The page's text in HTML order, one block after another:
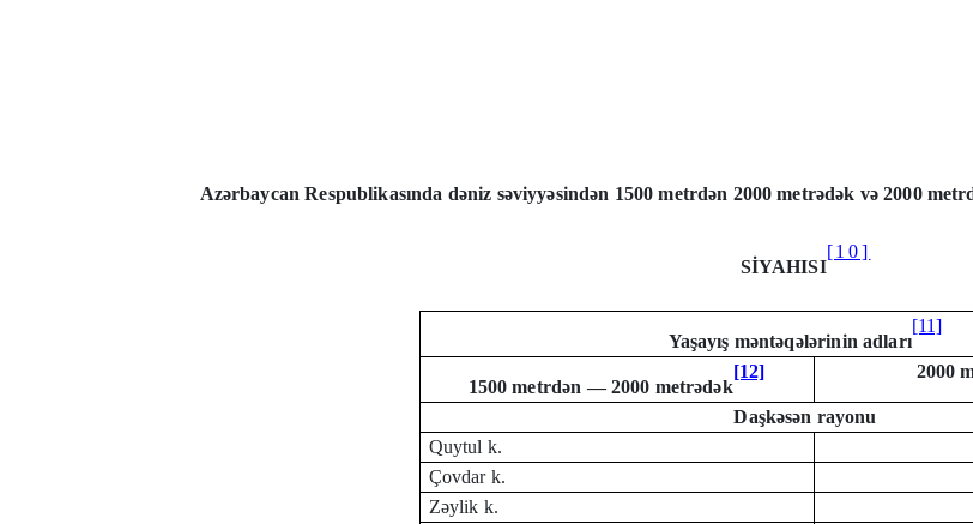
Azərbaycan Respublikasında dəniz səviyyəsindən 1500 metrdən 2000 metrədək və 2000
SİYAHISI
[10]
Yaşayış məntəqələrinin adları
[11]
1500 metrdən — 2000 metrədək
[12] 2000
Daşkəsən rayonu
Quytul k.
Çovdar k.
Zəylik k.